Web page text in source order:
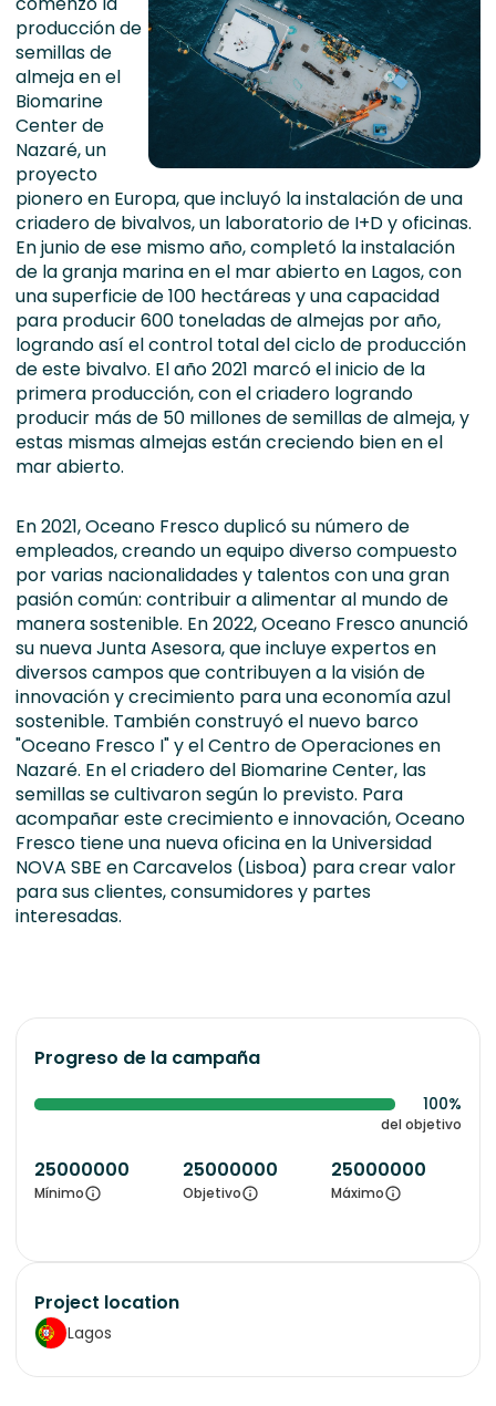
producción de
semillas de
almeja en el
Biomarine
Center de
Nazaré, un
proyecto
pionero en Europa, que incluyó la instalación de una
criadero de bivalvos, un laboratorio de I+D y oficinas.
En junio de ese mismo año, completó la instalación
de la granja marina en el mar abierto en Lagos, con
una superficie de 100 hectáreas y una capacidad
para producir 600 toneladas de almejas por año,
logrando así el control total del ciclo de producción
de este bivalvo. El año 2021 marcó el inicio de la
primera producción, con el criadero logrando
producir más de 50 millones de semillas de almeja, y
estas mismas almejas están creciendo bien en el
mar abierto.
En 2021, Oceano Fresco duplicó su número de
empleados, creando un equipo diverso compuesto
por varias nacionalidades y talentos con una gran
pasión común: contribuir a alimentar al mundo de
manera sostenible. En 2022, Oceano Fresco anunció
su nueva Junta Asesora, que incluye expertos en
diversos campos que contribuyen a la visión de
innovación y crecimiento para una economía azul
sostenible. También construyó el nuevo barco
"Oceano Fresco I" y el Centro de Operaciones en
Nazaré. En el criadero del Biomarine Center, las
semillas se cultivaron según lo previsto. Para
acompañar este crecimiento e innovación, Oceano
Fresco tiene una nueva oficina en la Universidad
NOVA SBE en Carcavelos (Lisboa) para crear valor
para sus clientes, consumidores y partes
interesadas.
Progreso de la campaña
100%
del objetivo
25000000
Mínimo
25000000
Objetivo
25000000
Máximo
Project location
Lagos